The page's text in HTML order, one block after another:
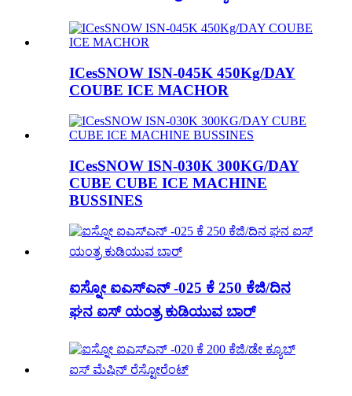
ICesSNOW ISN-045K 450Kg/DAY
COUBE ICE MACHOR
ICesSNOW ISN-030K 300KG/DAY
CUBE CUBE ICE MACHINE
BUSSINES
ಐಸ್ನೋ ಐಎಸ್ಎನ್ -025 ಕೆ 250 ಕೆಜಿ/ದಿನ
ಘನ ಐಸ್ ಯಂತ್ರ ಕುಡಿಯುವ ಬಾರ್